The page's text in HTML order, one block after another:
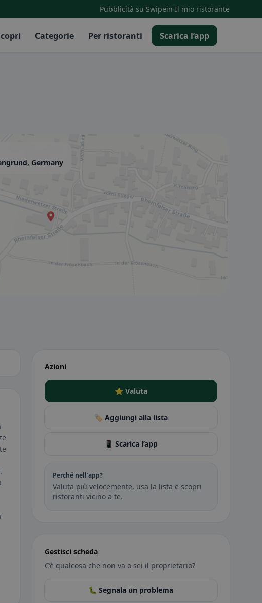
Pubblicità su Swipein·Il mio ristorante
Categorie Per ristoranti Scarica l’app
Germany
Azioni
⭐ Valuta
🏷️ Aggiungi alla lista
📱 Scarica l’app
Perché nell’app?
Valuta più velocemente, usa la lista e scopri
ristoranti vicino a te.
Gestisci scheda
C’è qualcosa che non va o sei il proprietario?
🐛 Segnala un problema